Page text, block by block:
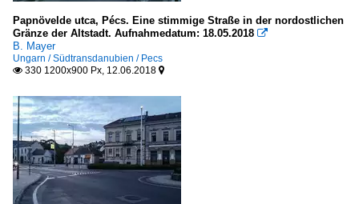
Papnövelde utca, Pécs. Eine stimmige Straße in der nordostlichen
Gränze der Altstadt. Aufnahmedatum: 18.05.2018 
B. Mayer
Ungarn / Südtransdanubien / Pecs
 330 1200x900 Px, 12.06.2018 